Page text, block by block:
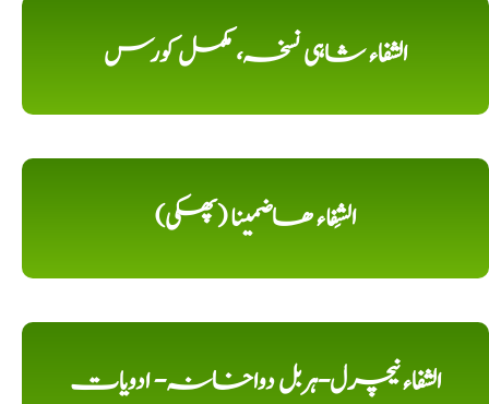
الشفاء شاہی نسخہ، مکمل کورس
الشِفاء ھاضمینا (پھکی)
الشفاء نیچرل-ہربل دواخانہ- ادویات